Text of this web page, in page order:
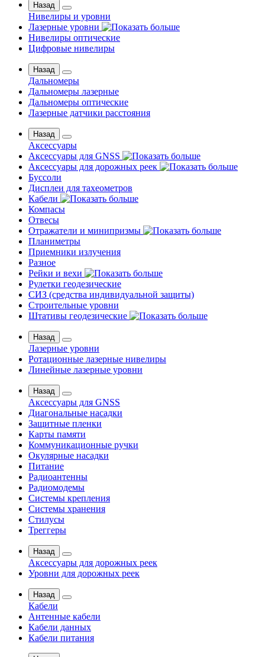
Назад
Нивелиры и уровни
Лазерные уровни
Нивелиры оптические
Цифровые нивелиры
Назад
Дальномеры
Дальномеры лазерные
Дальномеры оптические
Лазерные датчики расстояния
Назад
Аксессуары
Аксессуары для GNSS
Аксессуары для дорожных реек
Буссоли
Дисплеи для тахеометров
Кабели
Компасы
Отвесы
Отражатели и минипризмы
Планиметры
Приемники излучения
Разное
Рейки и вехи
Рулетки геодезические
СИЗ (средства индивидуальной защиты)
Строительные уровни
Штативы геодезические
Назад
Лазерные уровни
Ротационные лазерные нивелиры
Линейные лазерные уровни
Назад
Аксессуары для GNSS
Диагональные насадки
Защитные пленки
Карты памяти
Коммуникационные ручки
Окулярные насадки
Питание
Радиоантенны
Радиомодемы
Системы крепления
Системы хранения
Стилусы
Треггеры
Назад
Аксессуары для дорожных реек
Уровни для дорожных реек
Назад
Кабели
Антенные кабели
Кабели данных
Кабели питания